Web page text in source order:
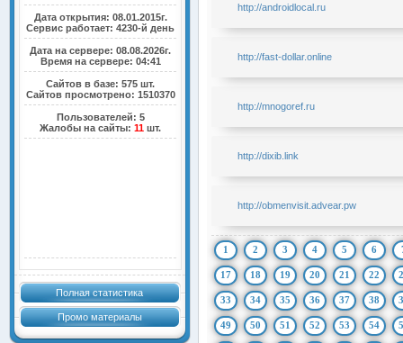
Дата открытия: 08.01.2015г.
Сервис работает: 4230-й день
Дата на сервере: 08.08.2026г.
Время на сервере: 04:41
Сайтов в базе: 575 шт.
Сайтов просмотрено: 1510370
Пользователей: 5
Жалобы на сайты:11 шт.
Полная статистика
Промо материалы
http://androidlocal.ru
http://fast-dollar.online
http://mnogoref.ru
http://dixib.link
http://obmenvisit.advear.pw
1 2 3 4 5 6
17 18 19 20 21 22
33 34 35 36 37 38
49 50 51 52 53 54